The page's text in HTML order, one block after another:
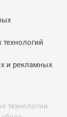
и рекламных
технологии